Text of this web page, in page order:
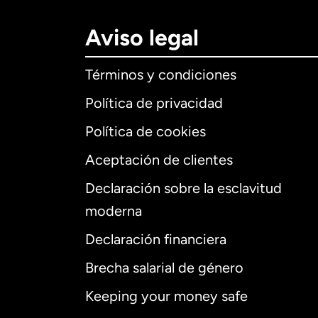
Aviso legal
Términos y condiciones
Política de privacidad
Política de cookies
Aceptación de clientes
Declaración sobre la esclavitud
moderna
Declaración financiera
Brecha salarial de género
Keeping your money safe
Internacional
Alemania